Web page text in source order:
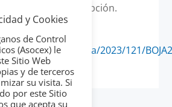
Fraude y la Corrupción.
boja/2023/121/
y Cookies
de Control
(Asocex) le
Sitio Web
y de terceros
su visita. Si
por este Sitio
que acepta su